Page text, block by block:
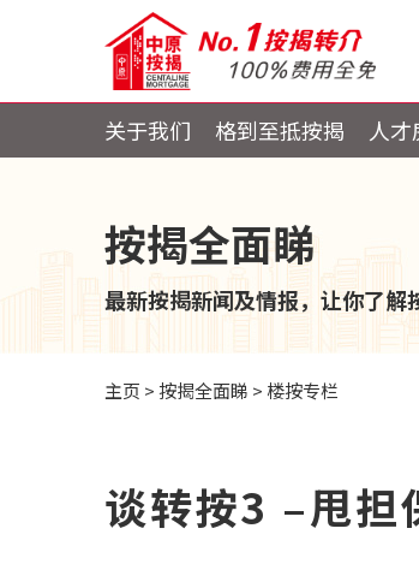
关于我们 格到至抵按揭 人
按揭全面睇
最新按揭新闻及情报，让你了解
主页 >按揭全面睇 > 楼按专栏
谈转按3 –甩担